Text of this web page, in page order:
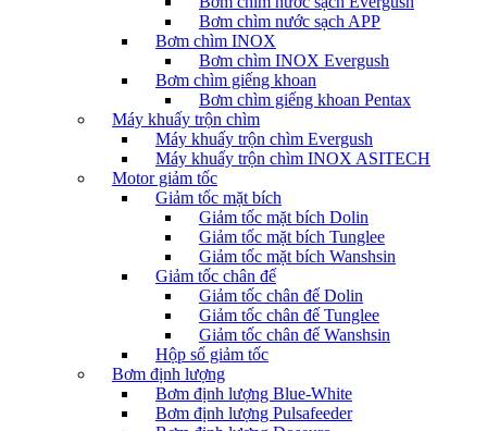
Bơm chìm nước sạch APP
Bơm chìm INOX
Bơm chìm INOX Evergush
Bơm chìm giếng khoan
Bơm chìm giếng khoan Pentax
Máy khuấy trộn chìm
Máy khuấy trộn chìm Evergush
Máy khuấy trộn chìm INOX ASITECH
Motor giảm tốc
Giảm tốc mặt bích
Giảm tốc mặt bích Dolin
Giảm tốc mặt bích Tunglee
Giảm tốc mặt bích Wanshsin
Giảm tốc chân đế
Giảm tốc chân đế Dolin
Giảm tốc chân đế Tunglee
Giảm tốc chân đế Wanshsin
Hộp số giảm tốc
Bơm định lượng
Bơm định lượng Blue-White
Bơm định lượng Pulsafeeder